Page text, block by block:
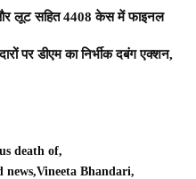
और लूट सहित 4408 केस में फाइनल
पर डीएम का निर्भीक दबंग एक्शन,
death of
news Vineeta Bhandari